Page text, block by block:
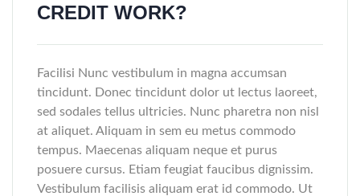
CREDIT WORK?
Facilisi Nunc vestibulum in magna accumsan
tincidunt. Donec tincidunt dolor ut lectus laoreet,
sed sodales tellus ultricies. Nunc pharetra non nisl
at aliquet. Aliquam in sem eu metus commodo
tempus. Maecenas aliquam neque et purus
posuere cursus. Etiam feugiat faucibus dignissim.
Vestibulum facilisis aliquam erat id commodo. Ut